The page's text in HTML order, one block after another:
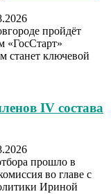
пройдёт
«ГосСтарт»
ключевой
IV состава
прошло в
во главе с
Ириной